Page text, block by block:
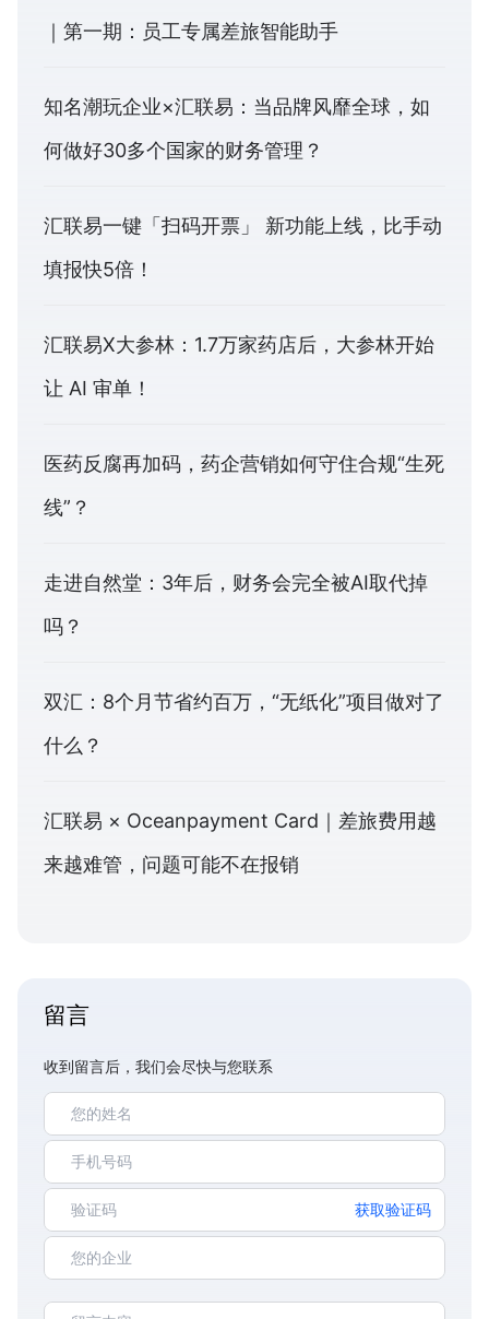
｜第一期：员工专属差旅智能助手
知名潮玩企业×汇联易：当品牌风靡全球，如
何做好30多个国家的财务管理？
汇联易一键「扫码开票」 新功能上线，比手动
填报快5倍！
汇联易X大参林：1.7万家药店后，大参林开始
让 AI 审单！
医药反腐再加码，药企营销如何守住合规“生死
线”？
走进自然堂：3年后，财务会完全被AI取代掉
吗？
双汇：8个月节省约百万，“无纸化”项目做对了
什么？
汇联易 × Oceanpayment Card｜差旅费用越
来越难管，问题可能不在报销
留言
收到留言后，我们会尽快与您联系
获取验证码